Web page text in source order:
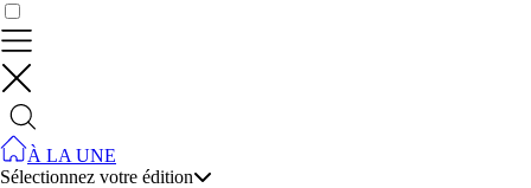
À LA UNE
Sélectionnez votre édition
Contrôler vos données